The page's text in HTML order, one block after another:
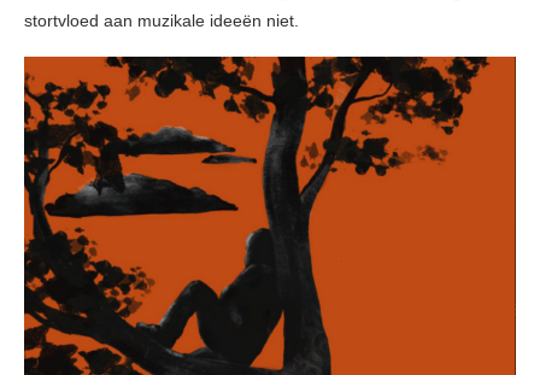
stortvloed aan muzikale ideeën niet.